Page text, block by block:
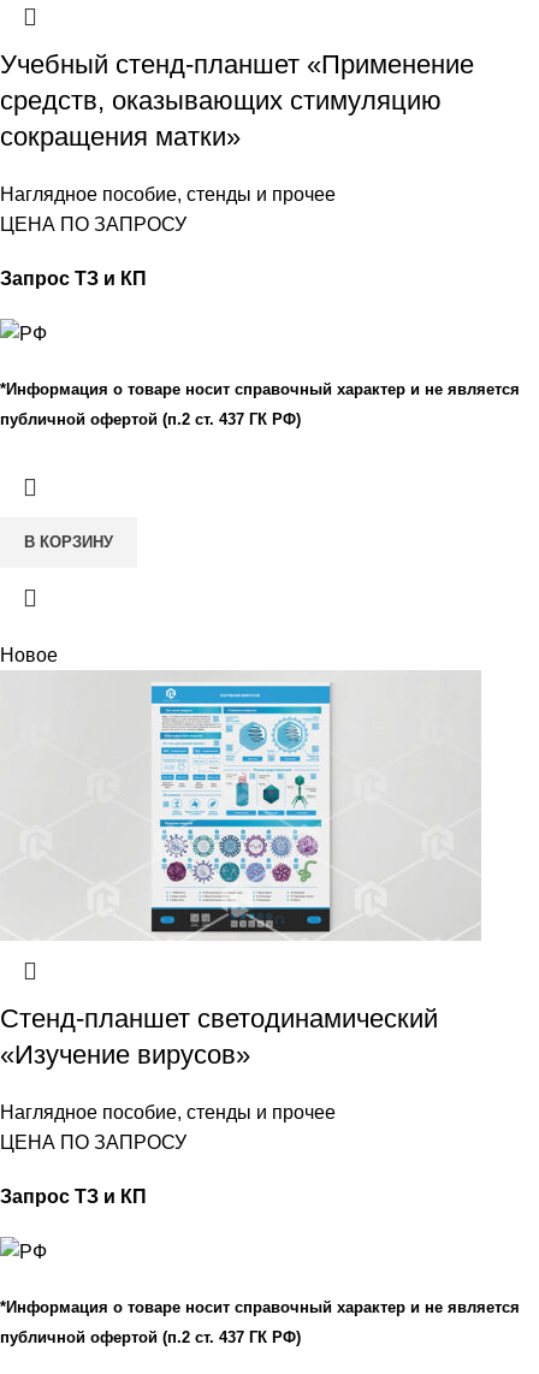
Учебный стенд-планшет «Применение
средств, оказывающих стимуляцию
сокращения матки»
Наглядное пособие, стенды и прочее
ЦЕНА ПО ЗАПРОСУ
Запрос ТЗ и КП
*Информация о товаре носит справочный характер и не является
публичной офертой (п.2 ст. 437 ГК РФ)
В КОРЗИНУ
Новое
Стенд-планшет светодинамический
«Изучение вирусов»
Наглядное пособие, стенды и прочее
ЦЕНА ПО ЗАПРОСУ
Запрос ТЗ и КП
*Информация о товаре носит справочный характер и не является
публичной офертой (п.2 ст. 437 ГК РФ)